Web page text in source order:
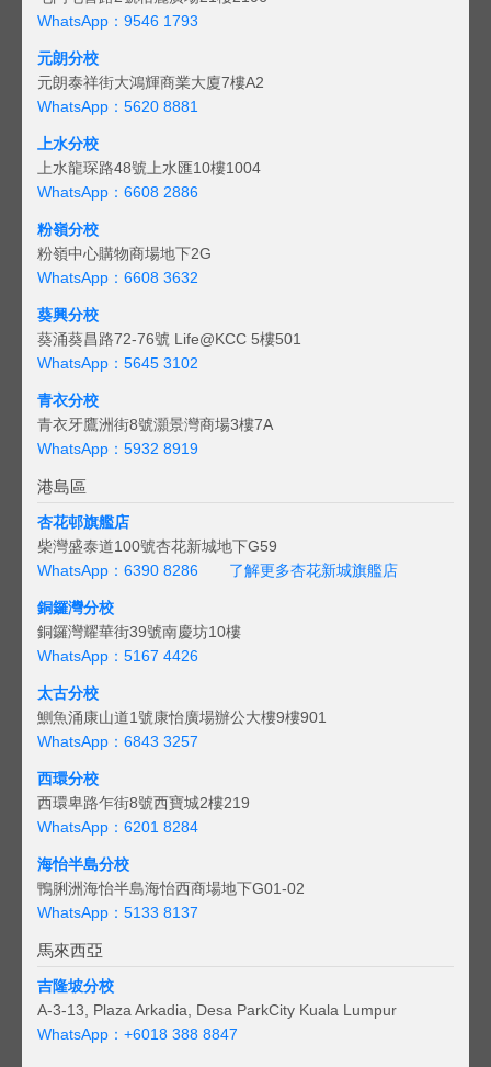
WhatsApp：9546 1793
元朗分校
元朗泰祥街大鴻輝商業大廈7樓A2
WhatsApp：5620 8881
上水分校
上水龍琛路48號上水匯10樓1004
WhatsApp：6608 2886
粉嶺分校
粉嶺中心購物商場地下2G
WhatsApp：6608 3632
葵興分校
葵涌葵昌路72-76號 Life@KCC 5樓501
WhatsApp：5645 3102
青衣分校
青衣牙鷹洲街8號灝景灣商場3樓7A
WhatsApp：5932 8919
港島區
杏花邨旗艦店
柴灣盛泰道100號杏花新城地下G59
WhatsApp：6390 8286
了解更多杏花新城旗艦店
銅鑼灣分校
銅鑼灣耀華街39號南慶坊10樓
WhatsApp：5167 4426
太古分校
鰂魚涌康山道1號康怡廣場辦公大樓9樓901
WhatsApp：6843 3257
西環分校
西環卑路乍街8號西寶城2樓219
WhatsApp：6201 8284
海怡半島分校
鴨脷洲海怡半島海怡西商場地下G01-02
WhatsApp：5133 8137
馬來西亞
吉隆坡分校
A-3-13, Plaza Arkadia, Desa ParkCity Kuala Lumpur
WhatsApp： +6018 388 8847